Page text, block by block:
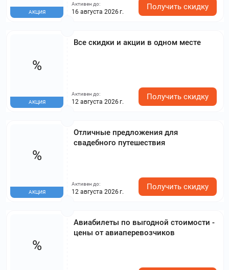
АКЦИЯ
Активен до:
16 августа 2026 г.
Получить скидку
Все скидки и акции в одном месте
%
АКЦИЯ
Активен до:
12 августа 2026 г.
Получить скидку
Отличные предложения для
свадебного путешествия
%
АКЦИЯ
Активен до:
12 августа 2026 г.
Получить скидку
Авиабилеты по выгодной стоимости -
цены от авиаперевозчиков
%